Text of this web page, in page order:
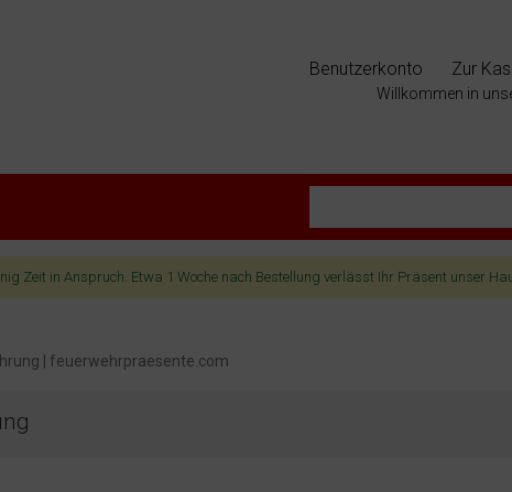
Willkommen in
Benutzerkonto Zur
Zeit in Anspruch. Etwa 1 Woche nach Bestellung verlässt Ihr Präsent unser
| feuerwehrpraesente.com